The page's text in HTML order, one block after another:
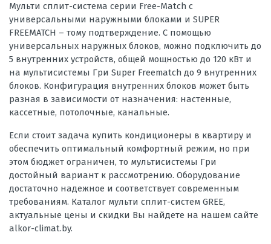
Мульти сплит-система серии Free-Match с
универсальными наружными блоками и SUPER
FREEMATCH – тому подтверждение. С помощью
универсальных наружных блоков, можно подключить до
5 внутренних устройств, общей мощностью до 120 кВт и
на мультисистемы Гри Super Freematch до 9 внутренних
блоков. Конфигурация внутренних блоков может быть
разная в зависимости от назначения: настенные,
кассетные, потолочные, канальные.
Если стоит задача купить кондиционеры в квартиру и
обеспечить оптимальный комфортный режим, но при
этом бюджет ограничен, то мультисистемы Гри
достойный вариант к рассмотрению. Оборудование
достаточно надежное и соответствует современным
требованиям. Каталог мульти сплит-систем GREE,
актуальные цены и скидки Вы найдете на нашем сайте
alkor-climat.by.